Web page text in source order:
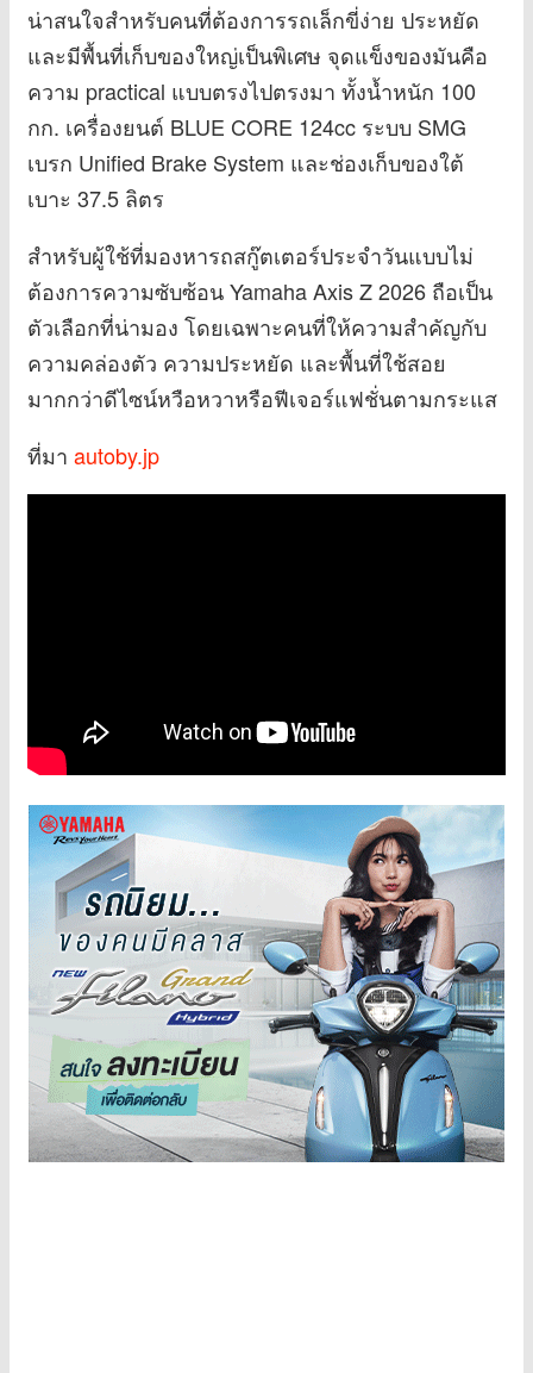
น่าสนใจสำหรับคนที่ต้องการรถเล็กขี่ง่าย ประหยัด
และมีพื้นที่เก็บของใหญ่เป็นพิเศษ จุดแข็งของมันคือ
ความ practical แบบตรงไปตรงมา ทั้งน้ำหนัก 100
กก. เครื่องยนต์ BLUE CORE 124cc ระบบ SMG
เบรก Unified Brake System และช่องเก็บของใต้
เบาะ 37.5 ลิตร
สำหรับผู้ใช้ที่มองหารถสกู๊ตเตอร์ประจำวันแบบไม่
ต้องการความซับซ้อน Yamaha Axis Z 2026 ถือเป็น
ตัวเลือกที่น่ามอง โดยเฉพาะคนที่ให้ความสำคัญกับ
ความคล่องตัว ความประหยัด และพื้นที่ใช้สอย
มากกว่าดีไซน์หวือหวาหรือฟีเจอร์แฟชั่นตามกระแส
ที่มา autoby.jp